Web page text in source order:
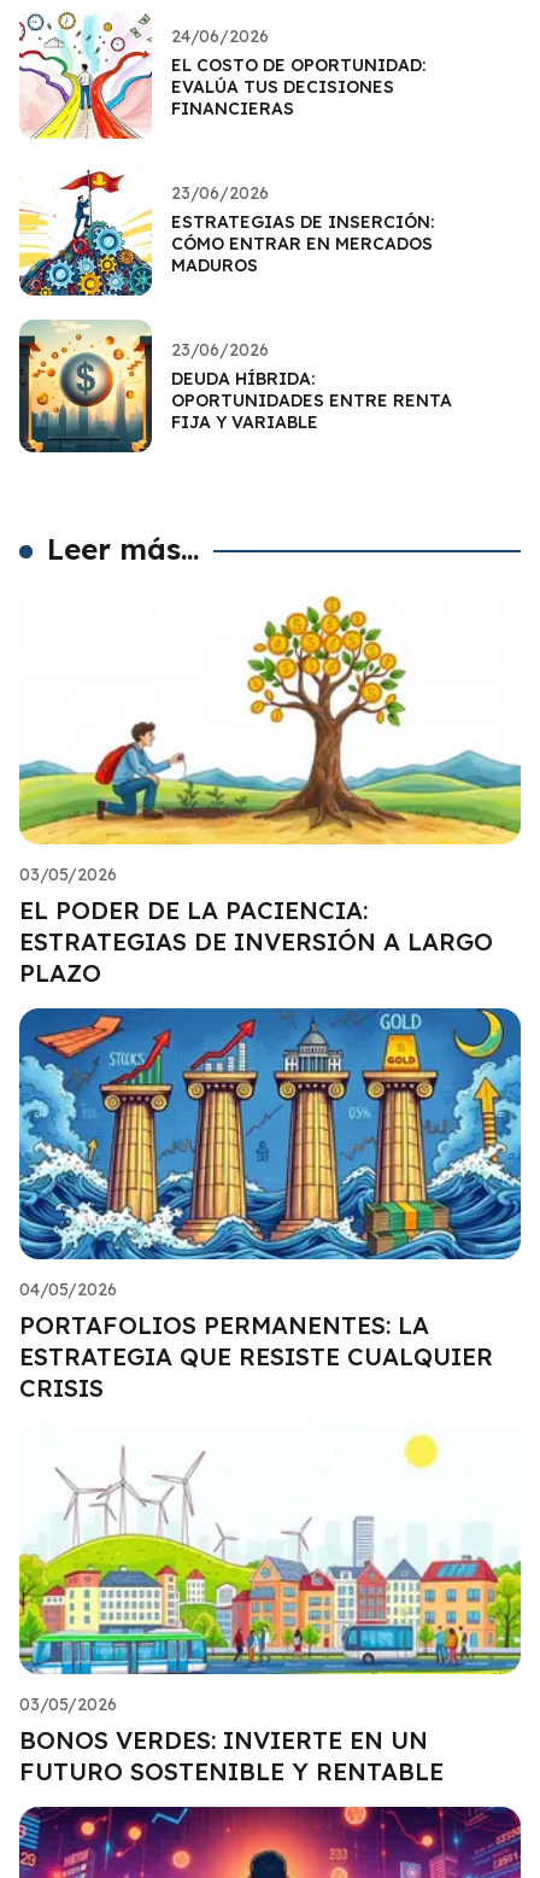
24/06/2026
EL COSTO DE OPORTUNIDAD:
EVALÚA TUS DECISIONES
FINANCIERAS
23/06/2026
ESTRATEGIAS DE INSERCIÓN:
CÓMO ENTRAR EN MERCADOS
MADUROS
23/06/2026
DEUDA HÍBRIDA:
OPORTUNIDADES ENTRE RENTA
FIJA Y VARIABLE
Leer más...
03/05/2026
EL PODER DE LA PACIENCIA:
ESTRATEGIAS DE INVERSIÓN A LARGO
PLAZO
04/05/2026
PORTAFOLIOS PERMANENTES: LA
ESTRATEGIA QUE RESISTE CUALQUIER
CRISIS
03/05/2026
BONOS VERDES: INVIERTE EN UN
FUTURO SOSTENIBLE Y RENTABLE